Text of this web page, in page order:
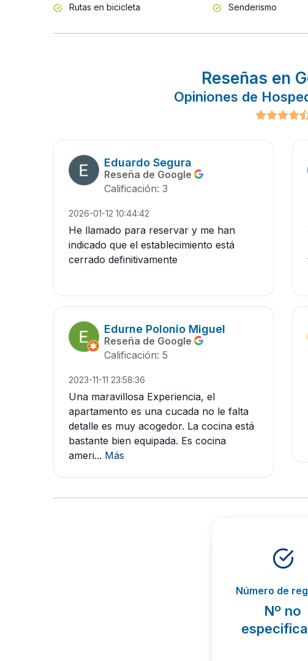
Rutas en bicicleta
Senderismo
Reseñas en
Opiniones de
Eduardo Segura
Reseña de Google
Calificación: 3
2026-01-12 10:44:42
He llamado para reservar y me han
indicado que el establecimiento está
cerrado definitivamente
Edurne Polonio Miguel
Reseña de Google
Calificación: 5
2023-11-11 23:58:36
Una maravillosa Experiencia, el
apartamento es una cucada no le falta
detalle es muy acogedor. La cocina está
bastante bien equipada. Es cocina
ameri... Más
Número de
Nº no